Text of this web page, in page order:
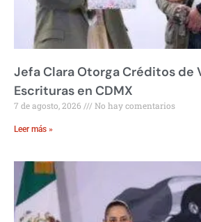
Jefa Clara Otorga Créditos de
Escrituras en CDMX
7 de agosto, 2026 No hay comentarios
Leer más »